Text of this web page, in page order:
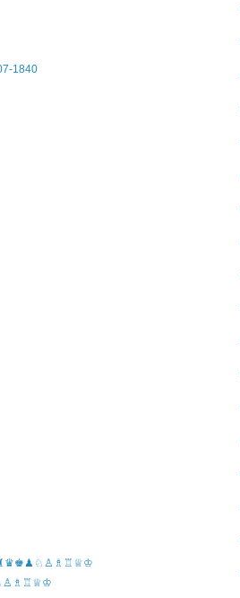
1840
♞♝♜♛♚♟♘♙♗♖♕♔